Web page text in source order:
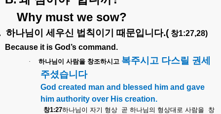
Why must we sow?
하나님이 세우신 법칙이기 때문입니다.( 창1:27,28)
Because it is God’s command.
· 하나님이 사람을 창조하시고 복주시고 다스릴 권세
주셨습니다
God created man and blessed him and gave
him authority over His creation.
창1:27하나님이 자기 형상 곧 하나님의 형상대로 사람을
창